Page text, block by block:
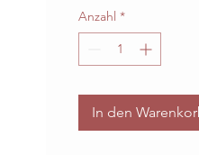
Anzahl *
In den